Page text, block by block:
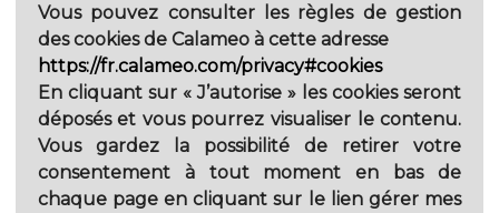
Vous pouvez consulter les règles de gestion
des cookies de Calameo à cette adresse
https://fr.calameo.com/privacy#cookies
En cliquant sur « J’autorise » les cookies seront
déposés et vous pourrez visualiser le contenu.
Vous gardez la possibilité de retirer votre
consentement à tout moment en bas de
chaque page en cliquant sur le lien gérer mes